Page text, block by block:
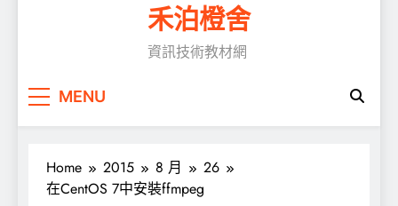
高效靜態網站產生器 Hugo 簡介
如何在Windows 10 安裝Chocolatey
CentOS Stream 9 ADSL 撥接
WordPress出現「前往的連結已到期」之解決
禾泊橙舍
資訊技術教材網
MENU
Home 2015 8 月
26
在CentOS 7中安裝ffmpeg